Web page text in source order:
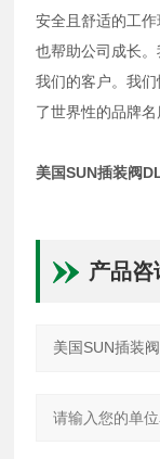
安全且舒适的工
也帮助公司成长
我们的客户。我
了世界性的品牌名
美国SUN插装阀
产品咨